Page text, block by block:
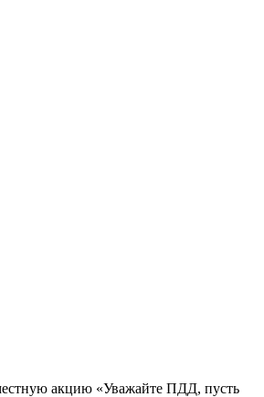
акцию «Уважайте ПДД, пусть